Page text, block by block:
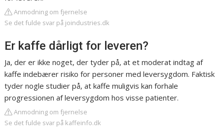
Anmodning om fjernelse
Se det fulde svar på joindustries.dk
Er kaffe dårligt for leveren?
Ja, der er ikke noget, der tyder på, at et moderat indtag af
kaffe indebærer risiko for personer med leversygdom. Faktisk
tyder nogle studier på, at kaffe muligvis kan forhale
progressionen af leversygdom hos visse patienter.
Anmodning om fjernelse
Se det fulde svar på kaffeinfo.dk